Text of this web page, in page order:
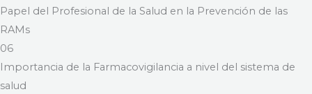
Papel del Profesional de la Salud en la Prevención de las
RAMs
06
Importancia de la Farmacovigilancia a nivel del sistema de
salud